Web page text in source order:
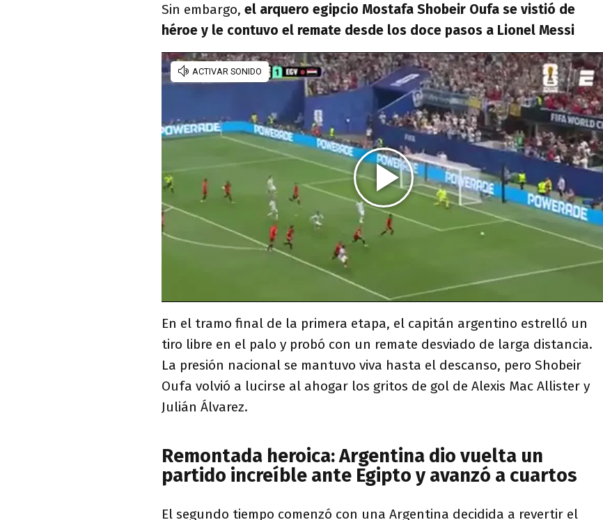
Sin embargo, el arquero egipcio Mostafa Shobeir Oufa se vistió de
héroe y le contuvo el remate desde los doce pasos a Lionel Messi
En el tramo final de la primera etapa, el capitán argentino estrelló un
tiro libre en el palo y probó con un remate desviado de larga distancia.
La presión nacional se mantuvo viva hasta el descanso, pero Shobeir
Oufa volvió a lucirse al ahogar los gritos de gol de Alexis Mac Allister y
Julián Álvarez.
Remontada heroica: Argentina dio vuelta un
partido increíble ante Egipto y avanzó a cuartos
El segundo tiempo comenzó con una Argentina decidida a revertir el